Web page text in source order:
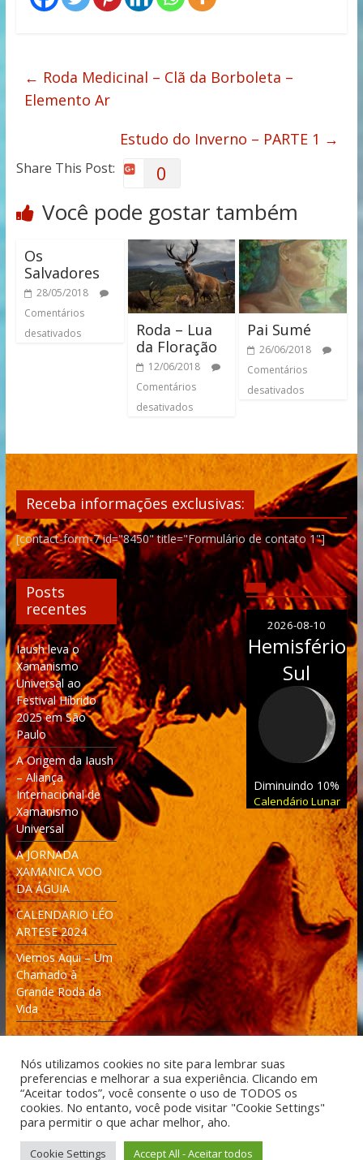
← Roda Medicinal – Clã da Borboleta –
Elemento Ar
Estudo do Inverno – PARTE 1 →
Share This Post: 0
Você pode gostar também
Os
Salvadores
28/05/2018
Comentários
desativados
Roda – Lua
da Floração
12/06/2018
Comentários
desativados
Pai Sumé
26/06/2018
Comentários
desativados
Receba informações exclusivas:
[contact-form-7 id="8450" title="Formulário de contato 1"]
Posts
recentes
Iaush leva o
Xamanismo
Universal ao
Festival Híbrido
2025 em São
Paulo
A Origem da Iaush
– Aliança
Internacional de
Xamanismo
Universal
A JORNADA
XAMANICA VOO
DA ÁGUIA
CALENDARIO LÉO
ARTESE 2024
Viemos Aqui – Um
Chamado à
Grande Roda da
Vida
2026-08-10
Hemisfério
Sul
Diminuindo 10%
Calendário Lunar
Desenvolvido: Moleculas4D - Engenharia Espacial e
Tecnologia [moleculas4d.com.br]
Nós utilizamos cookies no site para lembrar suas
preferencias e melhorar a sua experiência. Clicando em
“Aceitar todos”, você consente o uso de TODOS os
cookies. No entanto, você pode visitar "Cookie Settings"
para permitir o que achar melhor, aho.
Cookie Settings Accept All - Aceitar todos